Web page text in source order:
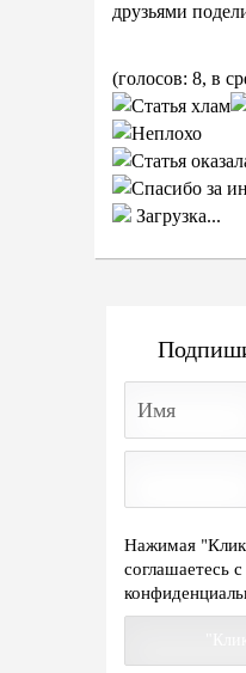
друзьями
(голосов: 8, в
Загрузка...
Нажимая
соглашаетесь с